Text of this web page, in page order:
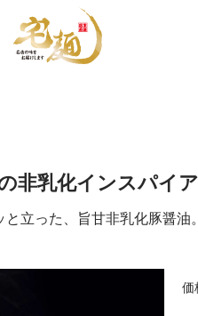
非乳化インスパイア
立った、旨甘非乳化豚醤
価